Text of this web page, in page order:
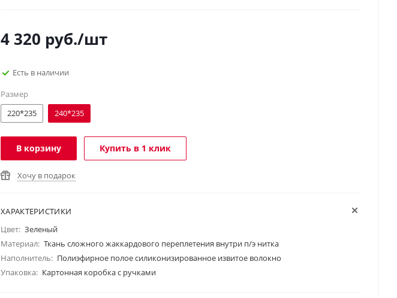
4 320 руб./шт
Есть в наличии
Размер
220*235
240*235
В корзину Купить в 1 клик
Хочу в подарок
ХАРАКТЕРИСТИКИ
Цвет: Зеленый
Материал: Ткань сложного жаккардового переплетения внутри п/э нитка
Наполнитель: Полиэфирное полое силиконизированное извитое волокно
Упаковка: Картонная коробка с ручками